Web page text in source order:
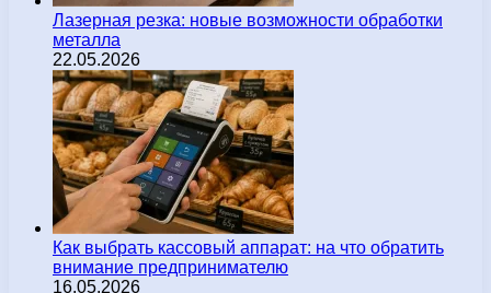
Лазерная резка: новые возможности обработки
металла
22.05.2026
Как выбрать кассовый аппарат: на что обратить
внимание предпринимателю
16.05.2026